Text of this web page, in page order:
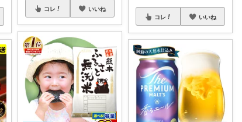
コレ いいね
コレ いいね